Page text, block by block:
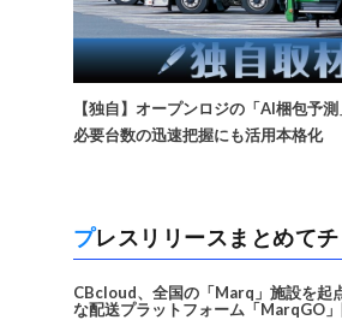
【独自】オープンロジの「AI梱包予
必要台数の迅速把握にも活用本格化
プレスリリースまとめて
CBcloud、全国の「Marq」施設を起
な配送プラットフォーム「MarqGO